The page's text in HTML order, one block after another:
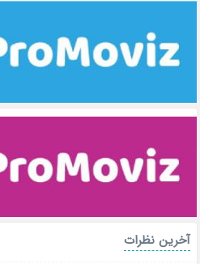
آخرین نظرات